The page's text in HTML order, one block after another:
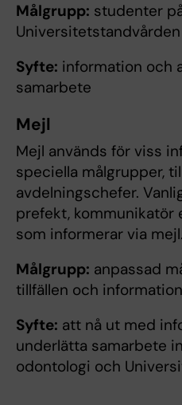
Målgrupp: studenter
Universitetstandvården
Syfte: information och
samarbete
Mejl
Mejl används för viss
speciella målgrupper,
avdelningschefer.
prefekt, kommunikatör
som informerar via mejl.
Målgrupp: anpassad
tillfällen och
Syfte: att nå ut med
underlätta samarbete
odontologi och